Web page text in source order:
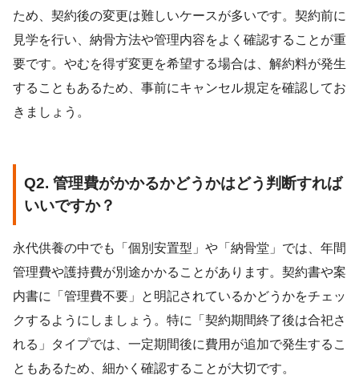
ため、契約後の変更は難しいケースが多いです。契約前に
見学を行い、納骨方法や管理内容をよく確認することが重
要です。やむを得ず変更を希望する場合は、解約料が発生
することもあるため、事前にキャンセル規定を確認してお
きましょう。
Q2. 管理費がかかるかどうかはどう判断すれば
いいですか？
永代供養の中でも「個別安置型」や「納骨堂」では、年間
管理費や護持費が別途かかることがあります。契約書や案
内書に「管理費不要」と明記されているかどうかをチェッ
クするようにしましょう。特に「契約期間終了後は合祀さ
れる」タイプでは、一定期間後に費用が追加で発生するこ
ともあるため、細かく確認することが大切です。